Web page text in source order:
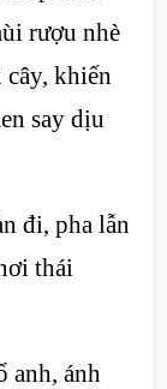
rượu nhè
khiến
say dịu
đi, pha lẫn
thái
anh, ánh